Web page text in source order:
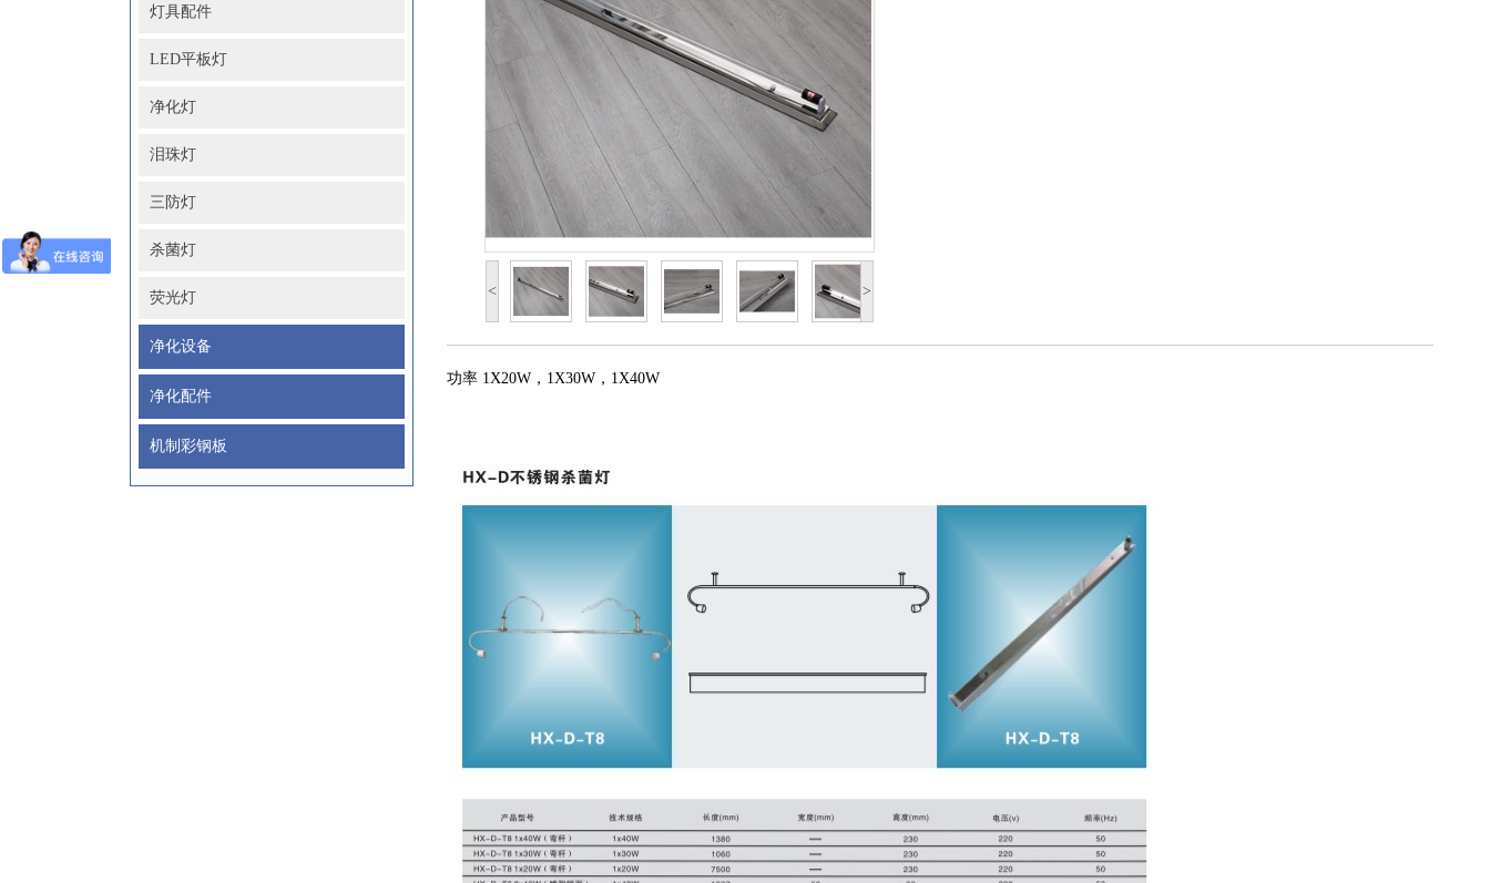
灯具配件
LED平板灯
净化灯
泪珠灯
三防灯
杀菌灯
荧光灯
净化设备
净化配件
机制彩钢板
< >
功率 1X20W，1X30W，1X40W